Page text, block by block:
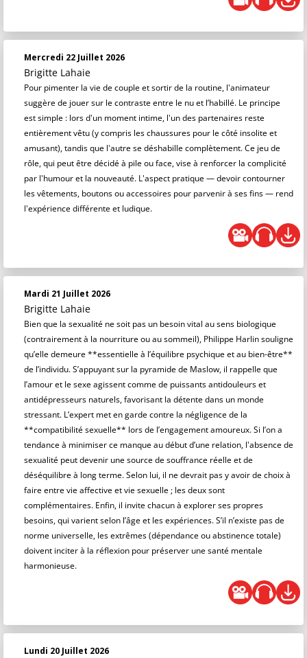
Mercredi 22 Juillet 2026
Brigitte Lahaie
Pour pimenter la vie de couple et sortir de la routine, l'animateur
suggère de jouer sur le contraste entre le nu et l’habillé. Le principe
est simple : lors d'un moment intime, l'un des partenaires reste
entièrement vêtu (y compris les chaussures pour le côté insolite et
amusant), tandis que l'autre se déshabille complètement. Ce jeu de
rôle, qui peut être décidé à pile ou face, vise à renforcer la complicité
par l'humour et la nouveauté. L'aspect pratique — devoir contourner
les vêtements, boutons ou accessoires pour parvenir à ses fins — rend
l'expérience différente et ludique.
Mardi 21 Juillet 2026
Brigitte Lahaie
Bien que la sexualité ne soit pas un besoin vital au sens biologique
(contrairement à la nourriture ou au sommeil), Philippe Harlin souligne
qu’elle demeure **essentielle à l’équilibre psychique et au bien-être**
de l’individu. S’appuyant sur la pyramide de Maslow, il rappelle que
l’amour et le sexe agissent comme de puissants antidouleurs et
antidépresseurs naturels, favorisant la détente dans un monde
stressant. L’expert met en garde contre la négligence de la
**compatibilité sexuelle** lors de l’engagement amoureux. Si l’on a
tendance à minimiser ce manque au début d’une relation, l'absence de
sexualité peut devenir une source de souffrance réelle et de
déséquilibre à long terme. Selon lui, il ne devrait pas y avoir de choix à
faire entre vie affective et vie sexuelle ; les deux sont
complémentaires. Enfin, il invite chacun à explorer ses propres
besoins, qui varient selon l’âge et les expériences. S’il n’existe pas de
norme universelle, les extrêmes (dépendance ou abstinence totale)
doivent inciter à la réflexion pour préserver une santé mentale
harmonieuse.
Lundi 20 Juillet 2026